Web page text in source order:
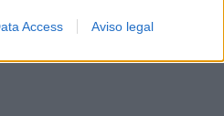
Access Aviso legal